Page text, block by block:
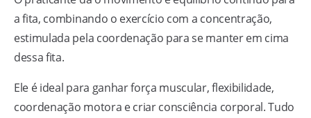
a fita, combinando o exercício com a concentração,
estimulada pela coordenação para se manter em cima
dessa fita.
Ele é ideal para ganhar força muscular, flexibilidade,
coordenação motora e criar consciência corporal. Tudo